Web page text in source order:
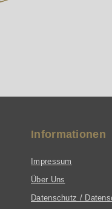
Informationen
Impressum
Über Uns
Datenschutz /